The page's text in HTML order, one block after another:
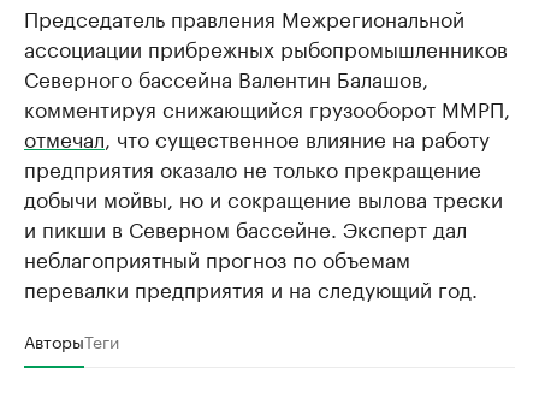
Председатель правления Межрегиональной
ассоциации прибрежных рыбопромышленников
Северного бассейна Валентин Балашов,
комментируя снижающийся грузооборот ММРП,
отмечал, что существенное влияние на работу
предприятия оказало не только прекращение
добычи мойвы, но и сокращение вылова трески
и пикши в Северном бассейне. Эксперт дал
неблагоприятный прогноз по объемам
перевалки предприятия и на следующий год.
АвторыТеги